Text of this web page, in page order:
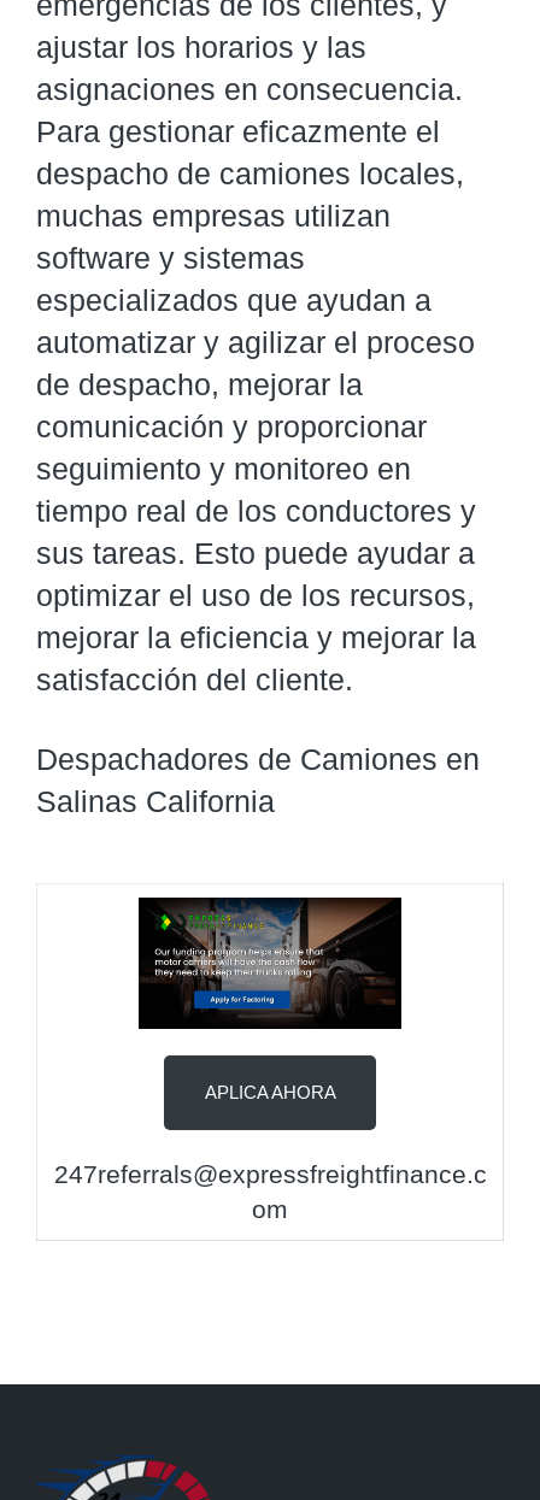
ajustar los horarios y las
asignaciones en consecuencia.
Para gestionar eficazmente el
despacho de camiones locales,
muchas empresas utilizan
software y sistemas
especializados que ayudan a
automatizar y agilizar el proceso
de despacho, mejorar la
comunicación y proporcionar
seguimiento y monitoreo en
tiempo real de los conductores y
sus tareas. Esto puede ayudar a
optimizar el uso de los recursos,
mejorar la eficiencia y mejorar la
satisfacción del cliente.
Despachadores de Camiones en
Salinas California
APLICA AHORA
247referrals@expressfreightfinance.c
om